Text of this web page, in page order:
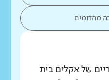
מהדומים
של אקלים בית